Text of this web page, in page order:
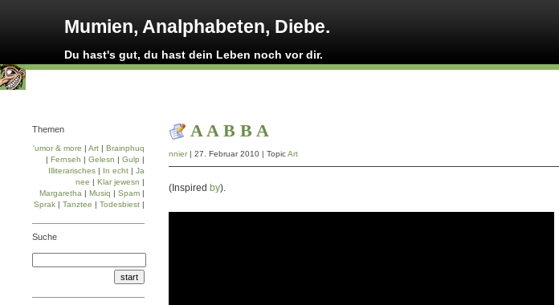
Mumien, Analphabeten, Diebe.
Du hast's gut, du hast dein Leben noch vor dir.
A A B B A
nnier| 27. Februar 2010 | TopicArt
(Inspired by).
Themen
'umor & more | Art | Brainphuq
| Fernseh | Gelesn | Gulp |
Illiterarisches | In echt | Ja
nee | Klar jewesn |
Margaretha | Musiq | Spam |
Sprak | Tanztee | Todesbiest |
Suche